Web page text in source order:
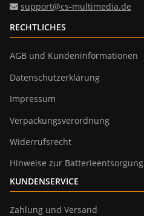
support@cs-multimedia.de
RECHTLICHES
AGB und Kundeninformationen
Datenschutzerklärung
Impressum
Verpackungsverordnung
Widerrufsrecht
Hinweise zur Batterieentsorgung
KUNDENSERVICE
Zahlung und Versand